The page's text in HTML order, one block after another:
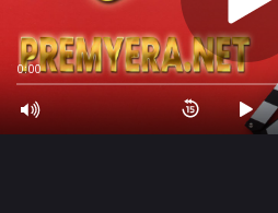
0:00